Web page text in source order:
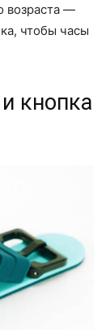
возраста —
чтобы часы
кнопка